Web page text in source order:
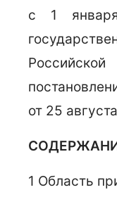
с 1
от 25
1 Область